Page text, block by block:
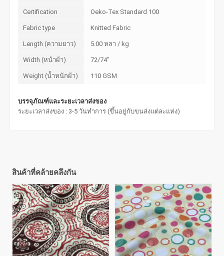
Certification Oeko-Tex Standard 100
Fabric type Knitted Fabric
Length (ความยาว) 5.00 หลา / kg
Width (หน้าผ้า) 72/74"
Weight (น้ำหนักผ้า) 110 GSM
บรรจุภัณฑ์และระยะเวลาส่งของ
ระยะเวลาส่งของ : 3-5 วันทำการ (ขึ้นอยู่กับขนส่งแต่ละแห่ง)
สินค้าที่คล้ายคลึงกัน